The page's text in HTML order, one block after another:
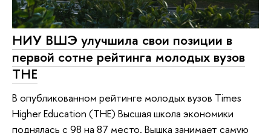
НИУ ВШЭ улучшила свои позиции в
первой сотне рейтинга молодых вузов
ТНЕ
В опубликованном рейтинге молодых вузов Times
Higher Education (ТНЕ) Высшая школа экономики
поднялась с 98 на 87 место. Вышка занимает самую